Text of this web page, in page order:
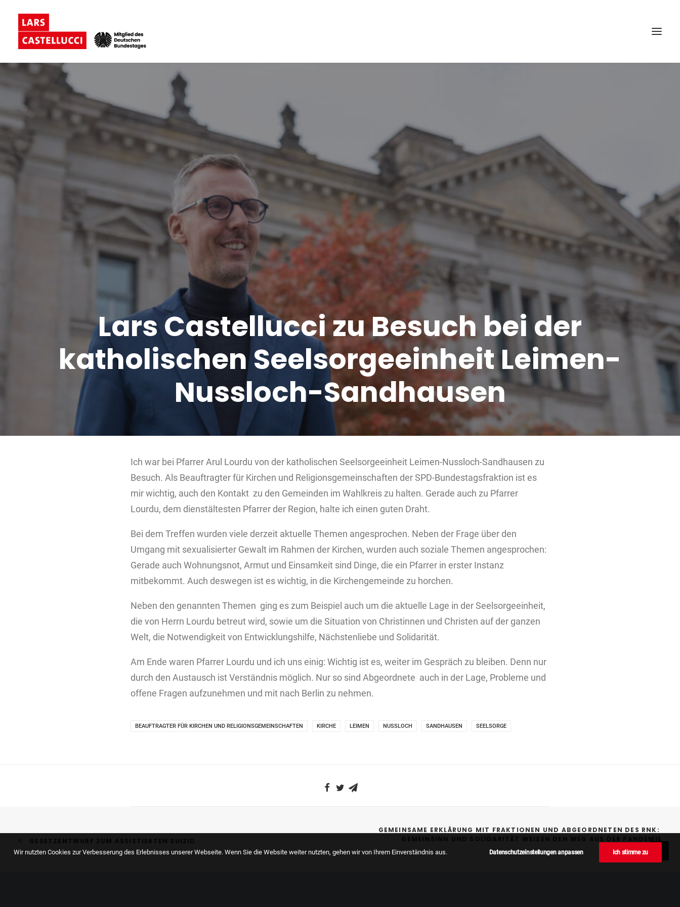
Lars Castellucci zu Besuch bei der
katholischen Seelsorgeeinheit Leimen-
Nussloch-Sandhausen
Ich war bei Pfarrer Arul Lourdu von der katholischen Seelsorgeeinheit Leimen-Nussloch-Sandhausen zu
Besuch. Als Beauftragter für Kirchen und Religionsgemeinschaften der SPD-Bundestagsfraktion ist es
mir wichtig, auch den Kontakt zu den Gemeinden im Wahlkreis zu halten. Gerade auch zu Pfarrer
Lourdu, dem dienstältesten Pfarrer der Region, halte ich einen guten Draht.
Bei dem Treffen wurden viele derzeit aktuelle Themen angesprochen. Neben der Frage über den
Umgang mit sexualisierter Gewalt im Rahmen der Kirchen, wurden auch soziale Themen angesprochen:
Gerade auch Wohnungsnot, Armut und Einsamkeit sind Dinge, die ein Pfarrer in erster Instanz
mitbekommt. Auch deswegen ist es wichtig, in die Kirchengemeinde zu horchen.
Neben den genannten Themen ging es zum Beispiel auch um die aktuelle Lage in der Seelsorgeeinheit,
die von Herrn Lourdu betreut wird, sowie um die Situation von Christinnen und Christen auf der ganzen
Welt, die Notwendigkeit von Entwicklungshilfe, Nächstenliebe und Solidarität.
Am Ende waren Pfarrer Lourdu und ich uns einig: Wichtig ist es, weiter im Gespräch zu bleiben. Denn nur
durch den Austausch ist Verständnis möglich. Nur so sind Abgeordnete auch in der Lage, Probleme und
offene Fragen aufzunehmen und mit nach Berlin zu nehmen.
BEAUFTRAGTER FÜR KIRCHEN UND RELIGIONSGEMEINSCHAFTEN KIRCHE LEIMEN NUSSLOCH SANDHAUSEN SEELSORGE
GEMEINSAME ERKLÄRUNG MIT FRAKTIONEN UND ABGEORDNETEN DES RNK:
Wir nutzten Cookies zur Verbesserung des Erlebnisses unserer Webseite. Wenn Sie die Website weiter nutzten, gehen wir von Ihrem Einverständnis aus. Datenschutzeinstellungen anpassen Ich stimme zu